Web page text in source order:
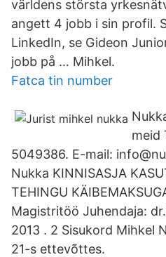
världens största
angett 4 jobb i sin profil.
LinkedIn, se Gideon
jobb på … Mihkel.
Fatca tin number
meid
5049386. E-mail:
Nukka KINNISASJA
TEHINGU
Magistritöö Juhendaja:
2013 . 2 Sisukord Mihkel
21-s ettevõttes.